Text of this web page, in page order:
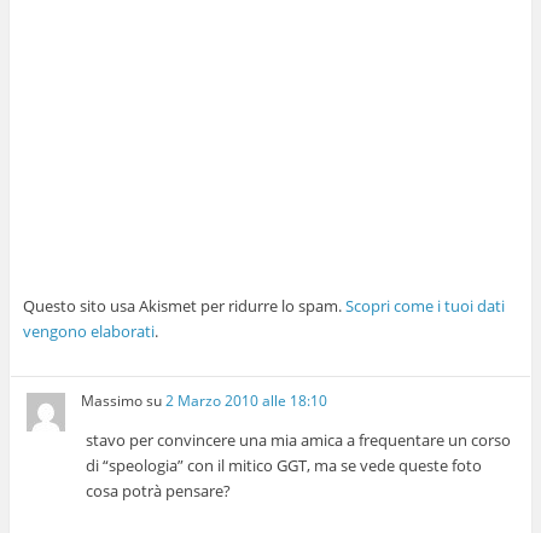
Questo sito usa Akismet per ridurre lo spam.Scopri come i tuoi dati
vengono elaborati.
Massimosu2 Marzo 2010 alle 18:10
stavo per convincere una mia amica a frequentare un corso
di “speologia” con il mitico GGT, ma se vede queste foto
cosa potrà pensare?